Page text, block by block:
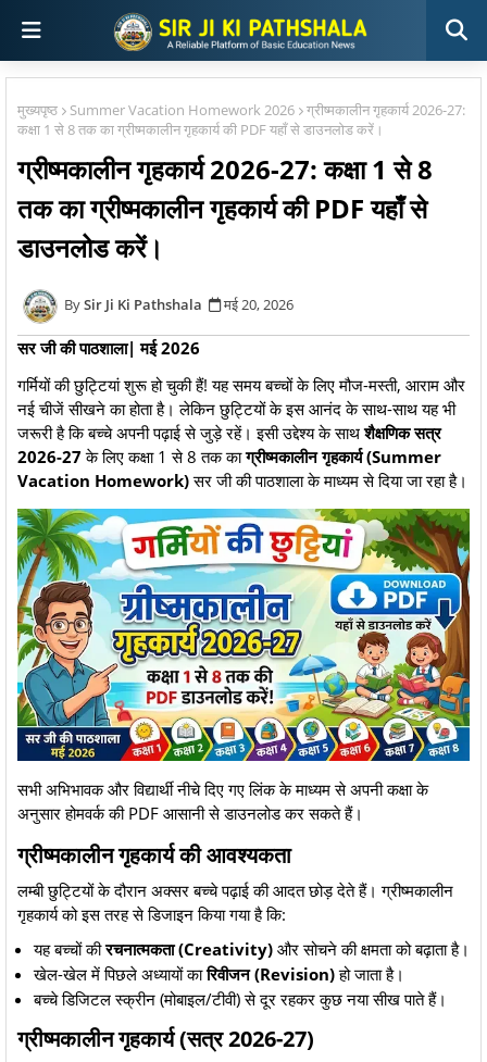
मुख्यपृष्ठ Summer Vacation Homework 2026
ग्रीष्मकालीन गृहकार्य 2026-27:
कक्षा 1 से 8 तक का ग्रीष्मकालीन गृहकार्य की PDF यहाँ से डाउनलोड करें।
ग्रीष्मकालीन गृहकार्य 2026-27: कक्षा 1 से 8
तक का ग्रीष्मकालीन गृहकार्य की PDF यहाँ से
डाउनलोड करें।
Sir Ji Ki Pathshala मई 20, 2026
सर जी की पाठशाला| मई 2026
​गर्मियों की छुट्टियां शुरू हो चुकी हैं! यह समय बच्चों के लिए मौज-मस्ती, आराम और
नई चीजें सीखने का होता है। लेकिन छुट्टियों के इस आनंद के साथ-साथ यह भी
जरूरी है कि बच्चे अपनी पढ़ाई से जुड़े रहें। इसी उद्देश्य के साथशैक्षणिक सत्र
2026-27के लिए कक्षा 1 से 8 तक काग्रीष्मकालीन गृहकार्य (Summer
Vacation Homework)सर जी की पाठशाला के माध्यम से दिया जा रहा है।
​सभी अभिभावक और विद्यार्थी नीचे दिए गए लिंक के माध्यम से अपनी कक्षा के
अनुसार होमवर्क की PDF आसानी से डाउनलोड कर सकते हैं।
​ग्रीष्मकालीन गृहकार्य की आवश्यकता
​लम्बी छुट्टियों के दौरान अक्सर बच्चे पढ़ाई की आदत छोड़ देते हैं। ग्रीष्मकालीन
गृहकार्य को इस तरह से डिजाइन किया गया है कि:
​यह बच्चों कीरचनात्मकता (Creativity) और सोचने की क्षमता को बढ़ाता है।
​खेल-खेल में पिछले अध्यायों कारिवीजन (Revision)हो जाता है।
​बच्चे डिजिटल स्क्रीन (मोबाइल/टीवी) से दूर रहकर कुछ नया सीख पाते हैं।
​ग्रीष्मकालीन गृहकार्य (सत्र 2026-27)